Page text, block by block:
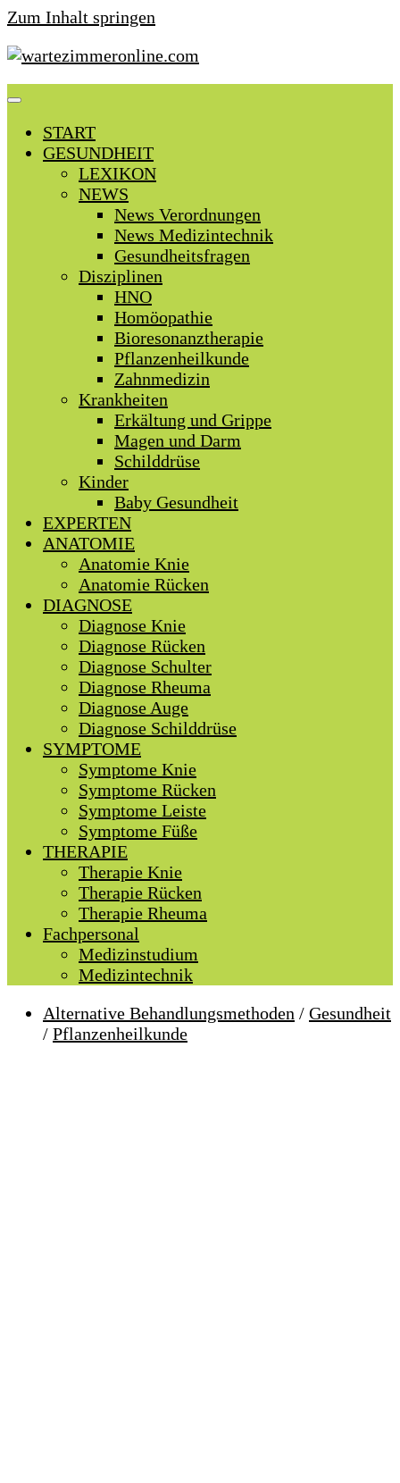
Zum Inhalt springen
START
GESUNDHEIT
LEXIKON
NEWS
News Verordnungen
News Medizintechnik
Gesundheitsfragen
Disziplinen
HNO
Homöopathie
Bioresonanztherapie
Pflanzenheilkunde
Zahnmedizin
Krankheiten
Erkältung und Grippe
Magen und Darm
Schilddrüse
Kinder
Baby Gesundheit
EXPERTEN
ANATOMIE
Anatomie Knie
Anatomie Rücken
DIAGNOSE
Diagnose Knie
Diagnose Rücken
Diagnose Schulter
Diagnose Rheuma
Diagnose Auge
Diagnose Schilddrüse
SYMPTOME
Symptome Knie
Symptome Rücken
Symptome Leiste
Symptome Füße
THERAPIE
Therapie Knie
Therapie Rücken
Therapie Rheuma
Fachpersonal
Medizinstudium
Medizintechnik
Alternative Behandlungsmethoden / Gesundheit
/ Pflanzenheilkunde